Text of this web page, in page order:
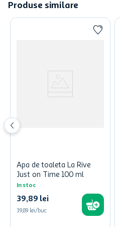
Produse similare
Apa de toaleta La Rive
Just on Time 100 ml
In stoc
39,89 lei
39,89 lei/buc